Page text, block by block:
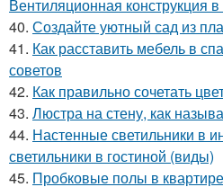
Вентиляционная конструкция в
40. Создайте уютный сад из
41. Как расставить мебель в
советов
42. Как правильно сочетать
43. Люстра на стену, как
44. Настенные светильники в
светильники в гостиной (виды)
45. Пробковые полы в